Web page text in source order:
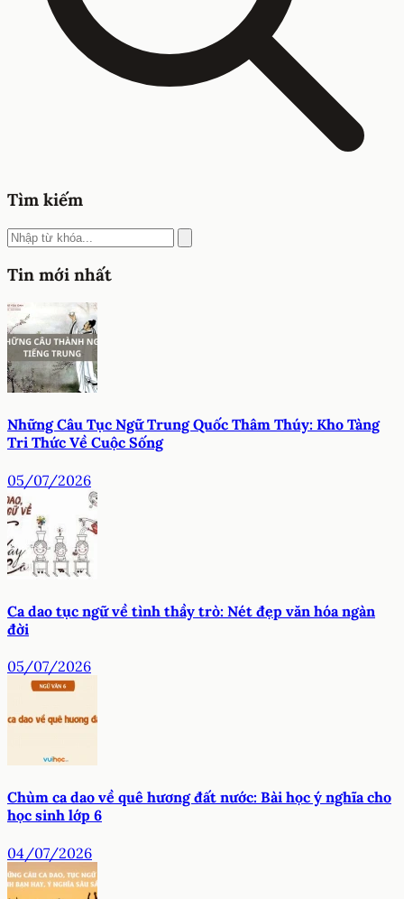
Tìm kiếm
Tin mới nhất
Những Câu Tục Ngữ Trung Quốc Thâm Thúy: Kho Tàng
Tri Thức Về Cuộc Sống
05/07/2026
Ca dao tục ngữ về tình thầy trò: Nét đẹp văn hóa ngàn
đời
05/07/2026
Chùm ca dao về quê hương đất nước: Bài học ý nghĩa cho
học sinh lớp 6
04/07/2026